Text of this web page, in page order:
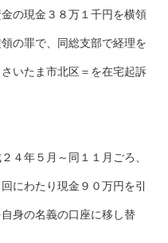
の現金３８万１千円を横領
の罪で、同総支部で経理を
いたま市北区＝を在宅起訴
４年５月～同１１月ごろ、
にわたり現金９０万円を引
身の名義の口座に移し替